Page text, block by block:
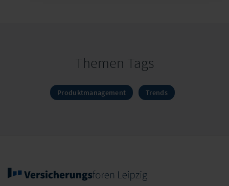
Themen Tags
Produktmanagement Trends